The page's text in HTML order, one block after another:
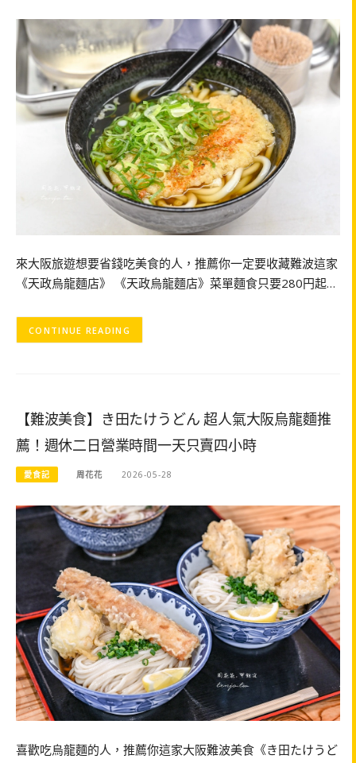
來大阪旅遊想要省錢吃美食的人，推薦你一定要收藏難波這家
《天政烏龍麵店》 《天政烏龍麵店》菜單麵食只要280円起…
CONTINUE READING
【難波美食】き田たけうどん 超人氣大阪烏龍麵推
薦！週休二日營業時間一天只賣四小時
愛食記 周花花 2026-05-28
喜歡吃烏龍麵的人，推薦你這家大阪難波美食《き田たけうど